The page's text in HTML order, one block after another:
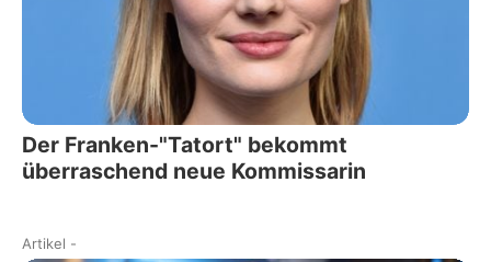
Der Franken-"Tatort" bekommt
überraschend neue Kommissarin
Artikel -